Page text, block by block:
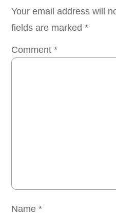
Your email address will
fields are marked*
Comment*
Name*